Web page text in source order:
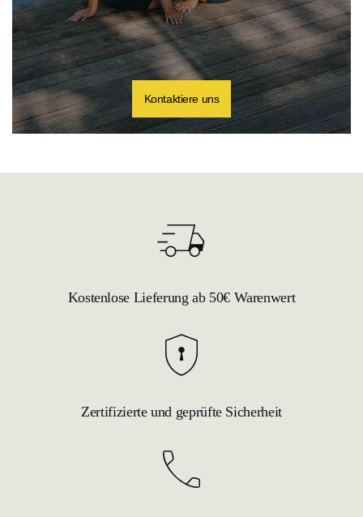
Kontaktiere uns
Kostenlose Lieferung ab 50€ Warenwert
Zertifizierte und geprüfte Sicherheit